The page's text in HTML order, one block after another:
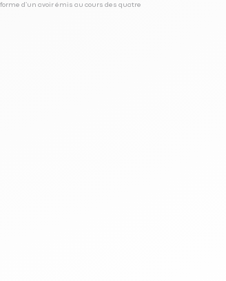
d’un avoir émis au cours des quatre